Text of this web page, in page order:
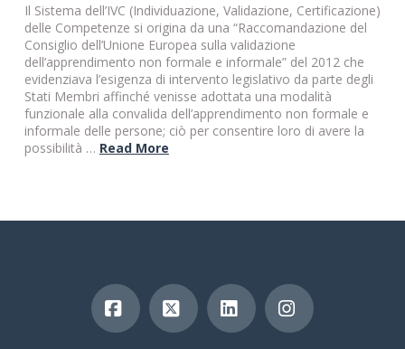
Il Sistema dell’IVC (Individuazione, Validazione, Certificazione)
delle Competenze si origina da una “Raccomandazione del
Consiglio dell’Unione Europea sulla validazione
dell’apprendimento non formale e informale” del 2012 che
evidenziava l’esigenza di intervento legislativo da parte degli
Stati Membri affinché venisse adottata una modalità
funzionale alla convalida dell’apprendimento non formale e
informale delle persone; ciò per consentire loro di avere la
possibilità … Read More